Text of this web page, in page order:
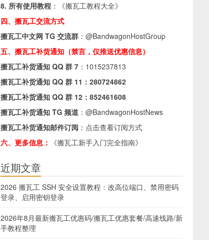
8. 所有使用教程 ：《搬瓦工教程大全》
四、搬瓦工交流方式
搬瓦工中文网 TG 交流群 ： @BandwagonHostGroup
五、搬瓦工补货通知（禁言，仅推送优惠信息）
搬瓦工补货通知 QQ 群 7 ： 1015237813
搬瓦工补货通知 QQ 群 11： 280724862
搬瓦工补货通知 QQ 群 12： 852461608
搬瓦工补货通知 TG 频道 ： @BandwagonHostNews
搬瓦工补货通知邮件订阅 ： 点击查看订阅方式
六、更多信息：
《搬瓦工新手入门完全指南》
近期文章
2026 搬瓦工 SSH 安全设置教程：改高位端口、禁用密码
登录、启用密钥登录
2026年8月最新搬瓦工优惠码/搬瓦工优惠套餐/高速线路/新
手教程整理